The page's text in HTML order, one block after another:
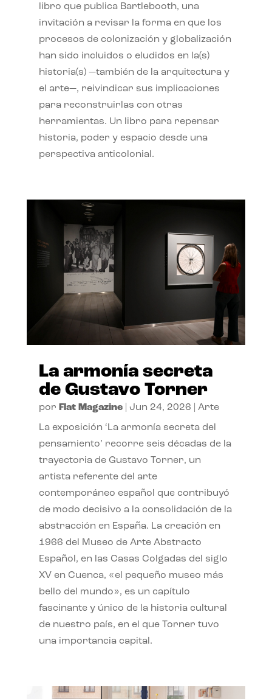
libro que publica Bartlebooth, una
invitación a revisar la forma en que los
procesos de colonización y globalización
han sido incluidos o eludidos en la(s)
historia(s) —también de la arquitectura y
el arte—, reivindicar sus implicaciones
para reconstruirlas con otras
herramientas. Un libro para repensar
historia, poder y espacio desde una
perspectiva anticolonial.
La armonía secreta
de Gustavo Torner
por Flat Magazine| Jun 24, 2026 Arte
La exposición ‘La armonía secreta del
pensamiento’ recorre seis décadas de la
trayectoria de Gustavo Torner, un
artista referente del arte
contemporáneo español que contribuyó
de modo decisivo a la consolidación de la
abstracción en España. La creación en
1966 del Museo de Arte Abstracto
Español, en las Casas Colgadas del siglo
XV en Cuenca, «el pequeño museo más
bello del mundo», es un capítulo
fascinante y único de la historia cultural
de nuestro país, en el que Torner tuvo
una importancia capital.